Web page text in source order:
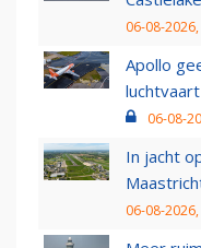
06-08-
Apollo
luchtvaart
06-08-
In jacht
06-08-